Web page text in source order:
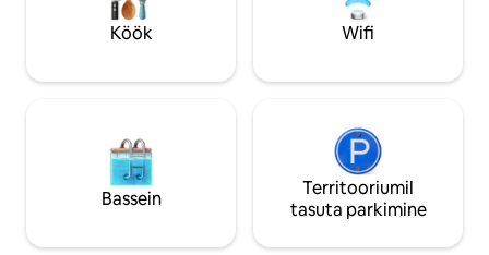
parkla koos privaatse laadijaga
elektriautole (tasuta)
erinevatel saartel
Köök Wifi
Bassein
Territooriumil
tasuta parkimine